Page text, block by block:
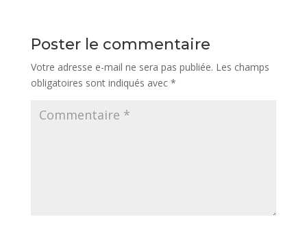
Poster le commentaire
Votre adresse e-mail ne sera pas publiée. Les champs
obligatoires sont indiqués avec *